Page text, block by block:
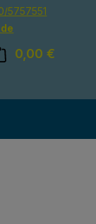
5757551
auf
0,00 €